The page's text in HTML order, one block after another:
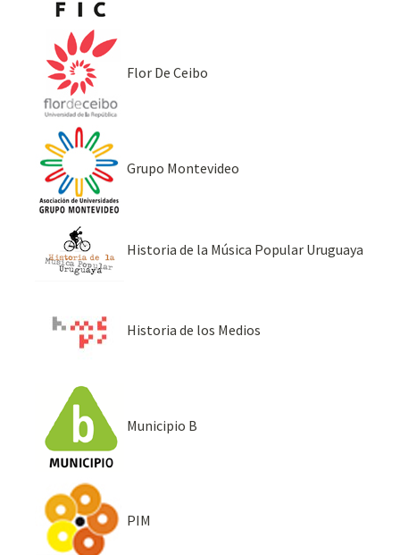
Flor De Ceibo
Grupo Montevideo
Historia de la Música Popular Uruguaya
Historia de los Medios
Municipio B
PIM